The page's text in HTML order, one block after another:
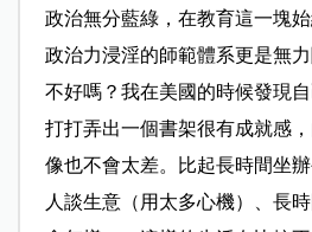
政治無分藍綠，在教育這一塊
政治力浸淫的師範體系更是無
不好嗎？我在美國的時候發現
打打弄出一個書架很有成就感
像也不會太差。比起長時間坐
人談生意（用太多心機）、長